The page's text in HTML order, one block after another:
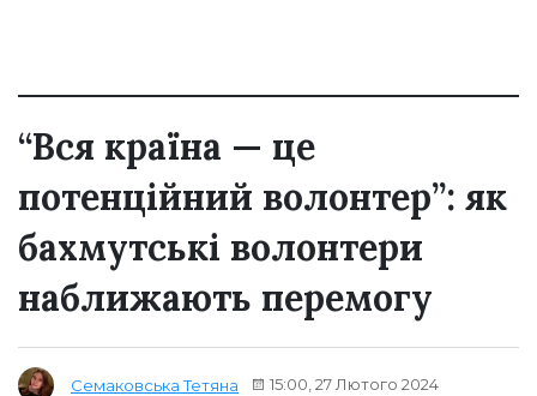
“Вся країна — це
потенційний волонтер”: як
бахмутські волонтери
наближають перемогу
Семаковська Тетяна 15:00, 27 Лютого 2024